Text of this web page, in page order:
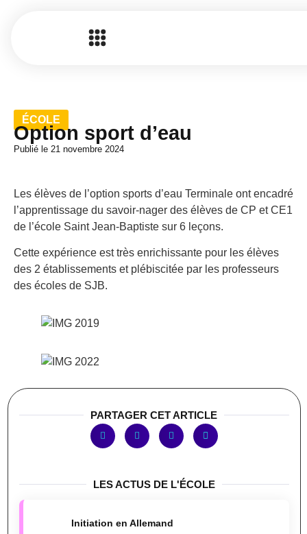
ÉCOLE
Option sport d’eau
Publié le 21 novembre 2024
Les élèves de l’option sports d’eau Terminale ont encadré
l’apprentissage du savoir-nager des élèves de CP et CE1
de l’école Saint Jean-Baptiste sur 6 leçons.
Cette expérience est très enrichissante pour les élèves
des 2 établissements et plébiscitée par les professeurs
des écoles de SJB.
PARTAGER CET ARTICLE
LES ACTUS DE L'ÉCOLE
Initiation en Allemand